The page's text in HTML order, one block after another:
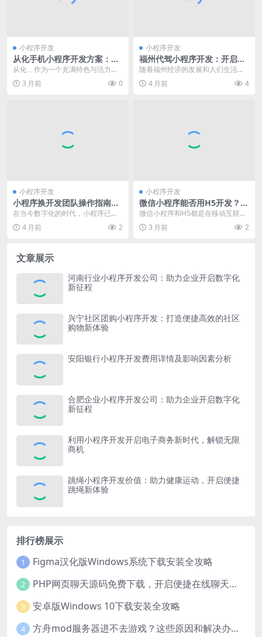
小程序开发
从化手机小程序开发方案：解
锁本地流量密码，开启商业新
可能
从化，作为一个充满特色与活力的
地区，有着丰富的旅游资源、特色
农产品以及众多的商业...
3 月前 0
小程序开发
福州代驾小程序开发：开启便
捷出行新体验，抢占市场先机
随着福州经济的发展和人们生活水
平的提高，汽车保有量持续增加，
酒后驾驶的安全隐患也...
4 月前 4
小程序开发
小程序换开发团队操作指南：
这些步骤你得知道
在当今数字化的时代，小程序已经
成为企业和商家拓展业务、提升用
户体验的重要工具。在...
4 月前 2
小程序开发
微信小程序能否用H5开发？全
面剖析开发可行性与优劣势
微信小程序和H5都是在移动互联网
领域广泛应用的技术形式，很多人
会好奇微信小程序能...
3 月前 2
文章展示
河南行业小程序开发公司：助力企业开启数字化
新征程
兴宁社区团购小程序开发：打造便捷高效的社区
购物新体验
安阳银行小程序开发费用详情及影响因素分析
合肥企业小程序开发公司：助力企业开启数字化
新征程
利用小程序开发开启电子商务新时代，解锁无限
商机
跳绳小程序开发价值：助力健康运动，开启便捷
跳绳新体验
排行榜展示
1 Figma汉化版Windows系统下载安装全攻略
2 PHP网页聊天源码免费下载，开启便捷在线聊天开发之旅
3 安卓版Windows 10下载安装全攻略
4 方舟mod服务器进不去游戏？这些原因和解决办法你得知道